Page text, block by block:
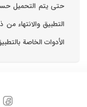
حتى يتم التحميل
التطبيق والانتهاء
الأدوات الخاصة